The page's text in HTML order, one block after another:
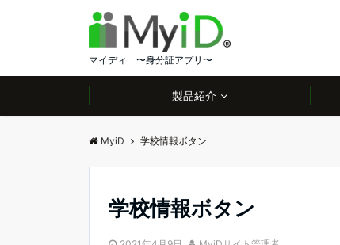
マイディ 〜身分証アプリ〜
製品紹介
MyiD 学校情報ボタン
学校情報ボタン